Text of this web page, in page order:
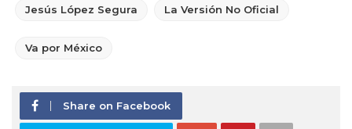
Jesús López Segura La Versión No Oficial
Va por México
Share on Facebook